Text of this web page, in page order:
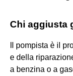
Chi aggiusta
Il pompista è il
e della
a benzina o a